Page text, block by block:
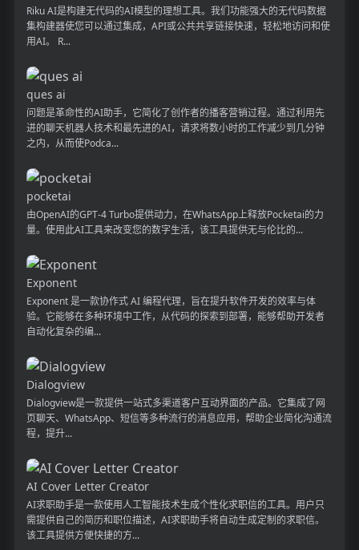
Riku AI是构建无代码的AI模型的理想工具。我们功能强大的无代码数据
集构建器使您可以通过集成，API或公共共享链接快速，轻松地访问和使
用AI。 R...
ques ai
问题是革命性的AI助手，它简化了创作者的播客营销过程。通过利用先
进的聊天机器人技术和最先进的AI，请求将数小时的工作减少到几分钟
之内，从而使Podca...
pocketai
由OpenAI的GPT-4 Turbo提供动力，在WhatsApp上释放Pocketai的力
量。使用此AI工具来改变您的数字生活，该工具提供无与伦比的...
Exponent
Exponent 是一款协作式 AI 编程代理，旨在提升软件开发的效率与体
验。它能够在多种环境中工作，从代码的探索到部署，能够帮助开发者
自动化复杂的编...
Dialogview
Dialogview是一款提供一站式多渠道客户互动界面的产品。它集成了网
页聊天、WhatsApp、短信等多种流行的消息应用，帮助企业简化沟通流
程，提升...
AI Cover Letter Creator
AI求职助手是一款使用人工智能技术生成个性化求职信的工具。用户只
需提供自己的简历和职位描述，AI求职助手将自动生成定制的求职信。
该工具提供方便快捷的方...